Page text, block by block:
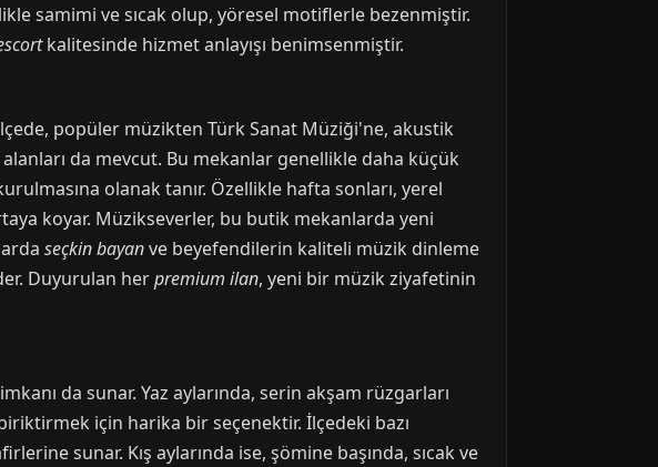
samimi ve sıcak olup, yöresel motiflerle bezenmiştir.
kalitesinde hizmet anlayışı benimsenmiştir.
popüler müzikten Türk Sanat Müziği'ne, akustik
da mevcut. Bu mekanlar genellikle daha küçük
olanak tanır. Özellikle hafta sonları, yerel
koyar. Müzikseverler, bu butik mekanlarda yeni
seçkin bayanve beyefendilerin kaliteli müzik dinleme
Duyurulan herpremium ilan, yeni bir müzik ziyafetinin
da sunar. Yaz aylarında, serin akşam rüzgarları
için harika bir seçenektir. İlçedeki bazı
sunar. Kış aylarında ise, şömine başında, sıcak ve